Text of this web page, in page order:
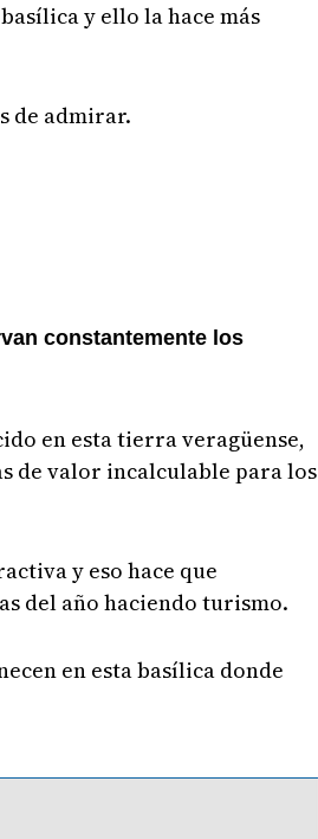
y ello la hace más
de admirar.
constantemente los
en esta tierra veragüense,
de valor incalculable para los
y eso hace que
del año haciendo turismo.
en esta basílica donde